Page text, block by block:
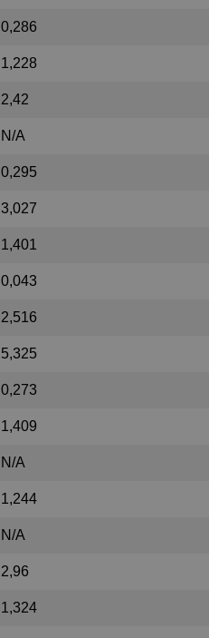
0,286
1,228
2,42
N/A
0,295
3,027
1,401
0,043
2,516
5,325
0,273
1,409
N/A
1,244
N/A
2,96
1,324